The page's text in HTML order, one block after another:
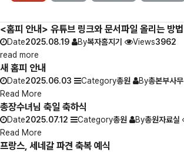
<홈피 안내> 유튜브 링크와 문서파일 올리는 방법
Date2025.08.19 By복자홈지기 Views3962
read more
새 홈피 안내
Date2025.06.03 Category총원 By총본부사무
Read More
총장수녀님 축일 축하식
Date2025.07.12 Category총원 By총원자료실
Read More
프랑스, 세네갈 파견 축복 예식